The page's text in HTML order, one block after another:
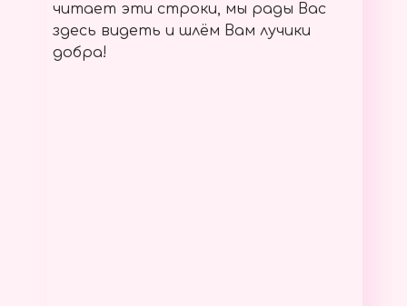
читает эти строки, мы рады Вас
здесь видеть и шлём Вам лучики
добра!